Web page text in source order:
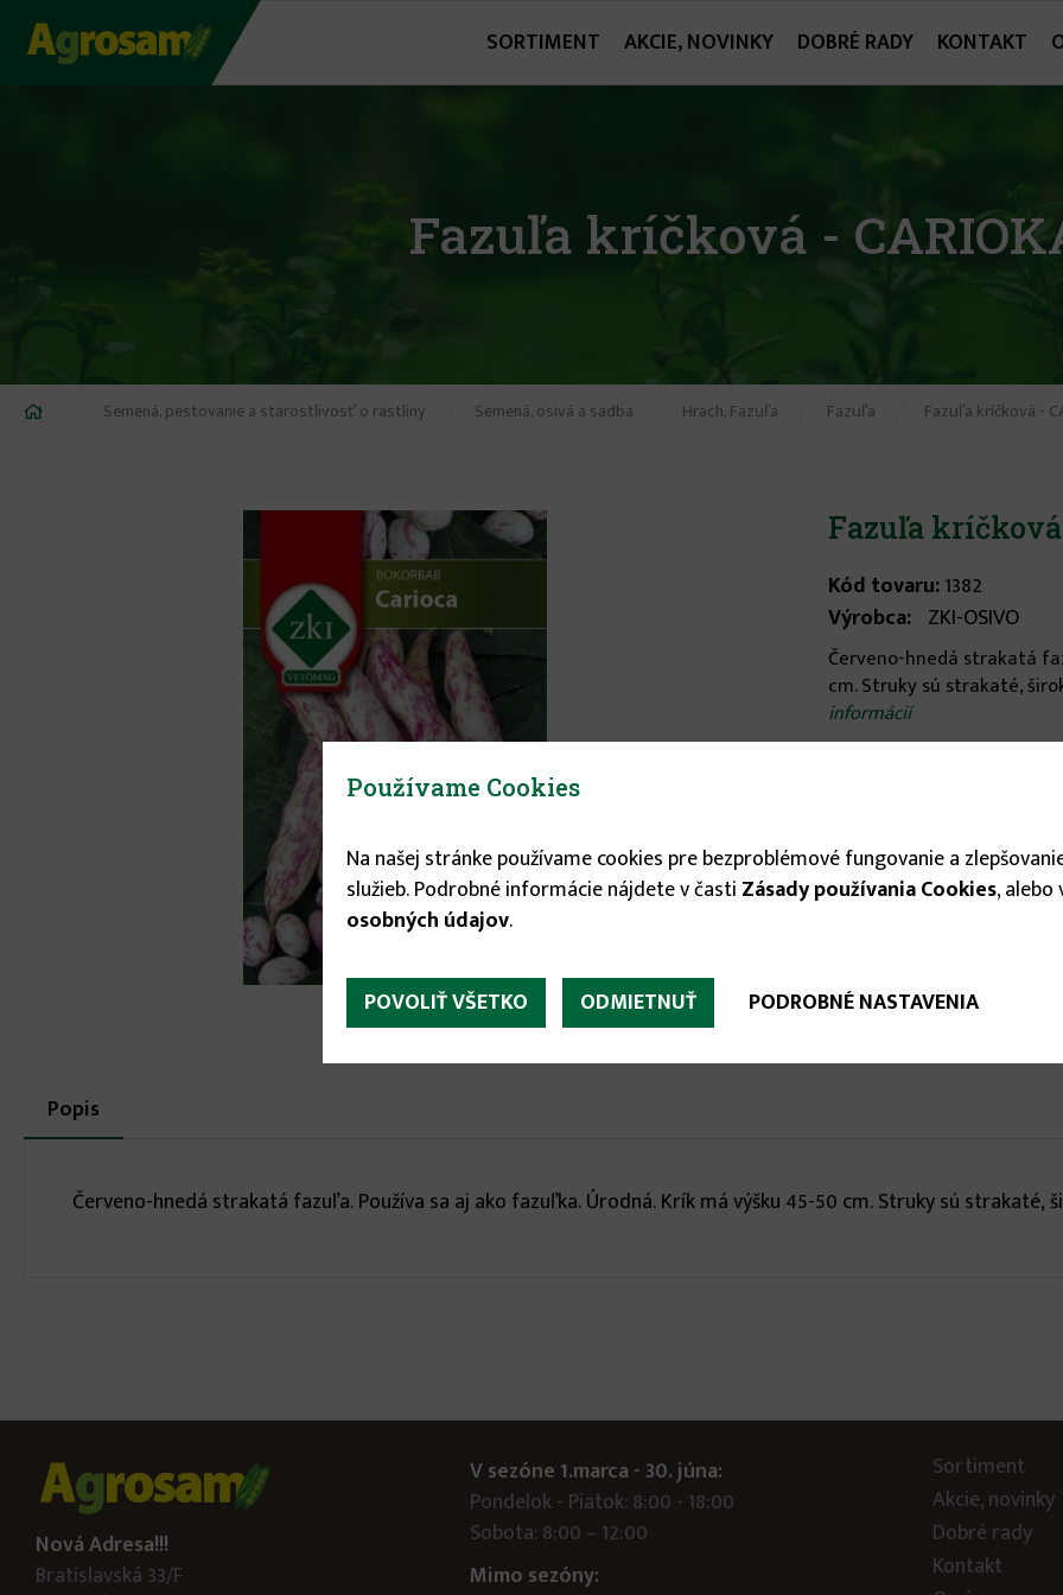
Jump
SORTIMENT AKCIE, NOVINKY DOBRÉ RADY KONTAKT
Fazuľa kríčková -
NachádzateSemená, pestovanie a starostlivosť o rastliny Semená, osivá a sadba Hrach, Fazuľa Fazuľa Fazuľa kríčková -
Fazuľa
Kód tovaru:1382
Výrobca: ZKI-OSIVO
Červeno-hnedá strakatá
cm. Struky sú strakaté,
informácií
2.39 €

More
infos
Popis
karta)
Červeno-hnedá strakatá fazuľa. Používa sa aj ako fazuľka. Úrodná. Krík má výšku 45-50 cm. Struky sú strakaté,
Nová Adresa!!!
Bratislavská 33/F
V sezóne 1.marca - 30. júna:
Pondelok - Piatok: 8:00 - 18:00
Sobota: 8:00 – 12:00
Mimo sezóny:
Sortiment
Akcie, novinky
Dobré rady
Kontakt
Používame Cookies
Na našej stránke používame cookies pre bezproblémové fungovanie a
služieb. Podrobné informácie nájdete v časti Zásady používania Cookies, alebo
osobných údajov.
POVOLIŤ VŠETKO ODMIETNUŤ PODROBNÉ NASTAVENIA